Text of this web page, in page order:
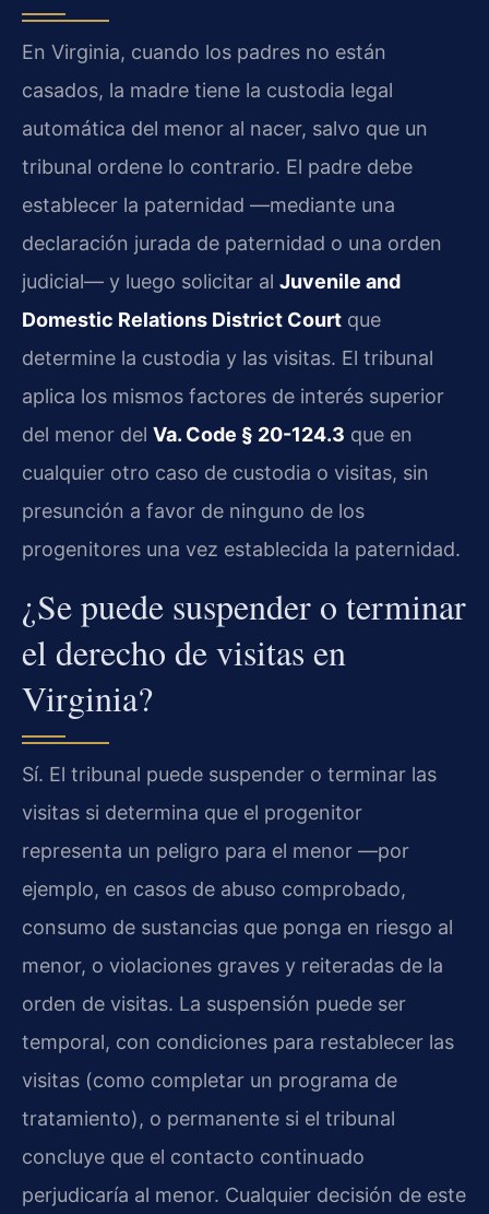
En Virginia, cuando los padres no están
casados, la madre tiene la custodia legal
automática del menor al nacer, salvo que un
tribunal ordene lo contrario. El padre debe
establecer la paternidad —mediante una
declaración jurada de paternidad o una orden
judicial— y luego solicitar al Juvenile and
Domestic Relations District Court que
determine la custodia y las visitas. El tribunal
aplica los mismos factores de interés superior
del menor del Va. Code § 20-124.3 que en
cualquier otro caso de custodia o visitas, sin
presunción a favor de ninguno de los
progenitores una vez establecida la paternidad.
¿Se puede suspender o terminar
el derecho de visitas en
Virginia?
Sí. El tribunal puede suspender o terminar las
visitas si determina que el progenitor
representa un peligro para el menor —por
ejemplo, en casos de abuso comprobado,
consumo de sustancias que ponga en riesgo al
menor, o violaciones graves y reiteradas de la
orden de visitas. La suspensión puede ser
temporal, con condiciones para restablecer las
visitas (como completar un programa de
tratamiento), o permanente si el tribunal
concluye que el contacto continuado
perjudicaría al menor. Cualquier decisión de este